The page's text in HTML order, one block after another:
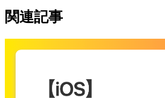
関連記事